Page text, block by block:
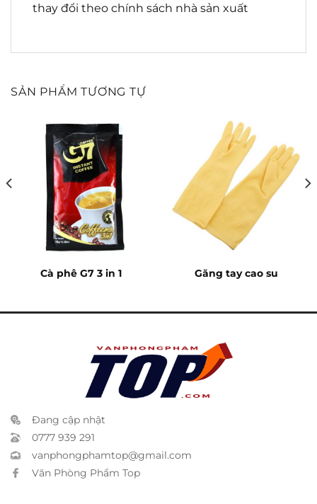
thay đổi theo chính sách nhà sản xuất
SẢN PHẨM TƯƠNG TỰ
Cà phê G7 3 in 1 Găng tay cao su
Đang cập nhật
0777 939 291
vanphongphamtop@gmail.com
Văn Phòng Phẩm Top